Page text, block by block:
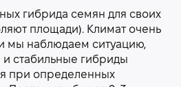
гибрида семян для своих
площади). Климат очень
мы наблюдаем ситуацию,
и стабильные гибриды
при определенных